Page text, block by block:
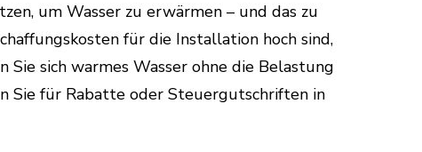
um Wasser zu erwärmen – und das zu
für die Installation hoch sind,
sich warmes Wasser ohne die Belastung
Sie für Rabatte oder Steuergutschriften in